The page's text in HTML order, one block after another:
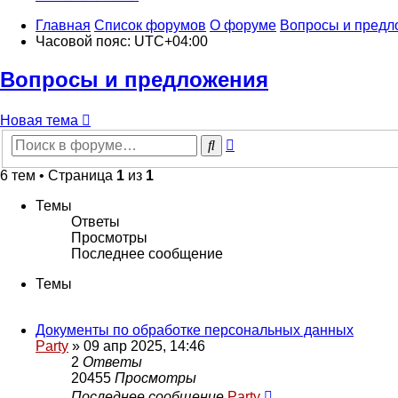
Главная Список форумов О форуме Вопросы и
Часовой пояс: UTC+04:00
Вопросы и предложения
Новая
тема
Новая тема
Поиск
6 тем • Страница 1 из 1
Темы
Ответы
Просмотры
Последнее сообщение
Темы
Документы по обработке персональных данных
Party » 09 апр 2025, 14:46
2 Ответы
20455 Просмотры